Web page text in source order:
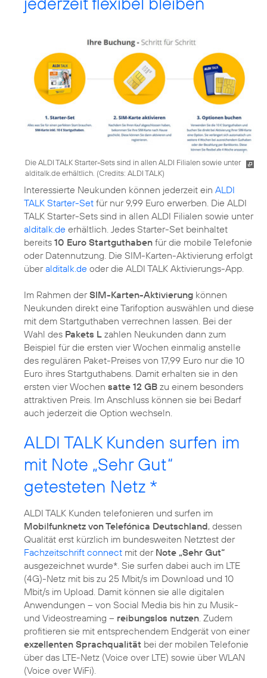
Die ALDI TALK Starter-Sets sind in allen ALDI Filialen sowie unter
alditalk.de erhältlich. (Credits: ALDI TALK)
Interessierte Neukunden können jederzeit ein ALDI
TALK Starter-Set für nur 9,99 Euro erwerben. Die ALDI
TALK Starter-Sets sind in allen ALDI Filialen sowie unter
alditalk.de erhältlich. Jedes Starter-Set beinhaltet
bereits 10 Euro Startguthaben für die mobile Telefonie
oder Datennutzung. Die SIM-Karten-Aktivierung erfolgt
überalditalk.de oder die ALDI TALK Aktivierungs-App.
Im Rahmen derSIM-Karten-Aktivierung können
Neukunden direkt eine Tarifoption auswählen und diese
mit dem Startguthaben verrechnen lassen. Bei der
Wahl des Pakets L zahlen Neukunden dann zum
Beispiel für die ersten vier Wochen einmalig anstelle
des regulären Paket-Preises von 17,99 Euro nur die 10
Euro ihres Startguthabens. Damit erhalten sie in den
ersten vier Wochen satte 12 GB zu einem besonders
attraktiven Preis. Im Anschluss können sie bei Bedarf
auch jederzeit die Option wechseln.
ALDI TALK Kunden surfen im
mit Note „Sehr Gut“
getesteten Netz *
ALDI TALK Kunden telefonieren und surfen im
Mobilfunknetz von Telefónica Deutschland, dessen
Qualität erst kürzlich im bundesweiten Netztest der
Fachzeitschrift connect mit der Note „Sehr Gut“
ausgezeichnet wurde*. Sie surfen dabei auch im LTE
(4G)-Netz mit bis zu 25 Mbit/s im Download und 10
Mbit/s im Upload. Damit können sie alle digitalen
Anwendungen – von Social Media bis hin zu Musik-
und Videostreaming – reibungslos nutzen . Zudem
profitieren sie mit entsprechendem Endgerät von einer
exzellenten Sprachqualität bei der mobilen Telefonie
über das LTE-Netz (Voice over LTE) sowie über WLAN
(Voice over WiFi).